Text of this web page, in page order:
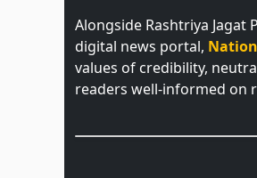
Alongside Rashtriya
digital news portal,
values of credibility,
readers well-informed on